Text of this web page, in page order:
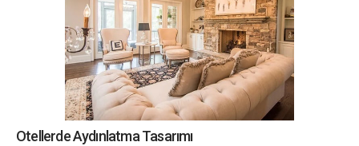
Otellerde Aydınlatma Tasarımı